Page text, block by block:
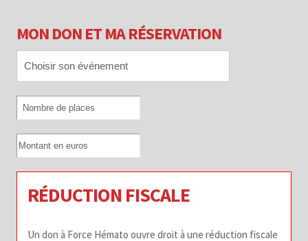
MON DON ET MA RÉSERVATION
Choisir son événement
RÉDUCTION FISCALE
Un don à Force Hémato ouvre droit à une réduction fiscale